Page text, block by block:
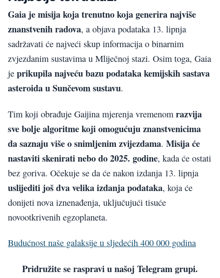
Gaia je misija koja trenutno koja generira najviše
znanstvenih radova, a objava podataka 13. lipnja
sadržavati će najveći skup informacija o binarnim
zvjezdanim sustavima u Mliječnoj stazi. Osim toga, Gaia
je prikupila najveću bazu podataka kemijskih sastava
asteroida u Sunčevom sustavu.
Tim koji obrađuje Gaijina mjerenja vremenom razvija
sve bolje algoritme koji omogućuju znanstvenicima
da saznaju više o snimljenim zvijezdama. Misija će
nastaviti skenirati nebo do 2025. godine, kada će ostati
bez goriva. Očekuje se da će nakon izdanja 13. lipnja
uslijediti još dva velika izdanja podataka, koja će
donijeti nova iznenađenja, uključujući tisuće
novootkrivenih egzoplaneta.
Budućnost naše galaksije u sljedećih 400 000 godina
Pridružite se raspravi u našoj Telegram grupi.